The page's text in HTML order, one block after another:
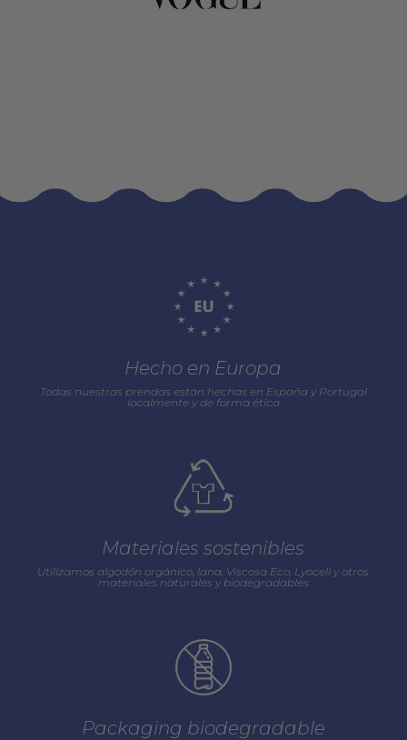
Hecho en Europa
Todas nuestras prendas están hechas en España y Portugal
localmente y de forma ética
Materiales sostenibles
Utilizamos algodón orgánico, lana, Viscosa Eco, Lyocell y otros
materiales naturales y biodegradables
Packaging biodegradable